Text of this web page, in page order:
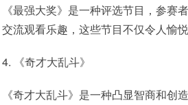
《最强大奖》是一种评选节目，参
交流观看乐趣，这些节目不仅令人愉
4. 《奇才大乱斗》
《奇才大乱斗》是一种凸显智商和